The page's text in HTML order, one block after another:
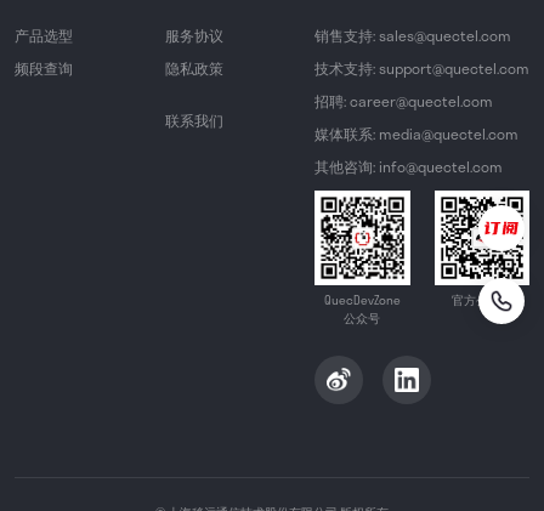
产品选型
频段查询
服务协议
隐私政策
联系我们
销售支持: sales@quectel.com
技术支持: support@quectel.com
招聘: career@quectel.com
媒体联系: media@quectel.com
其他咨询: info@quectel.com
QuecDevZone
公众号
官方公众号